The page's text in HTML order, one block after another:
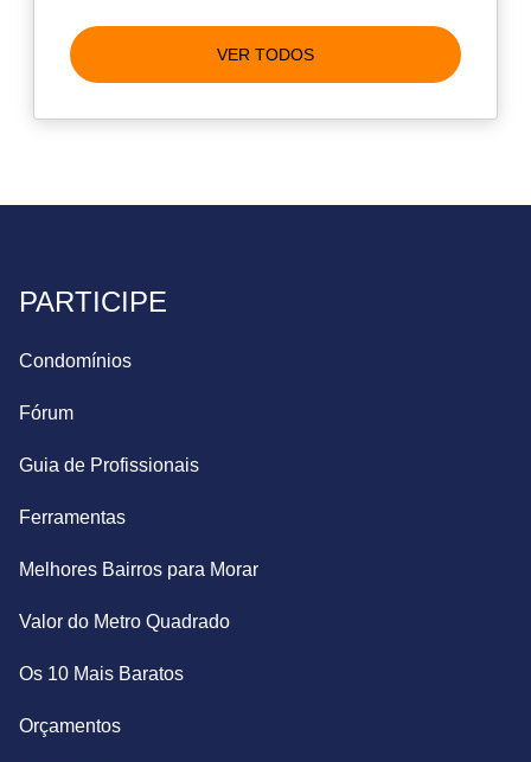
VER TODOS
PARTICIPE
Condomínios
Fórum
Guia de Profissionais
Ferramentas
Melhores Bairros para Morar
Valor do Metro Quadrado
Os 10 Mais Baratos
Orçamentos